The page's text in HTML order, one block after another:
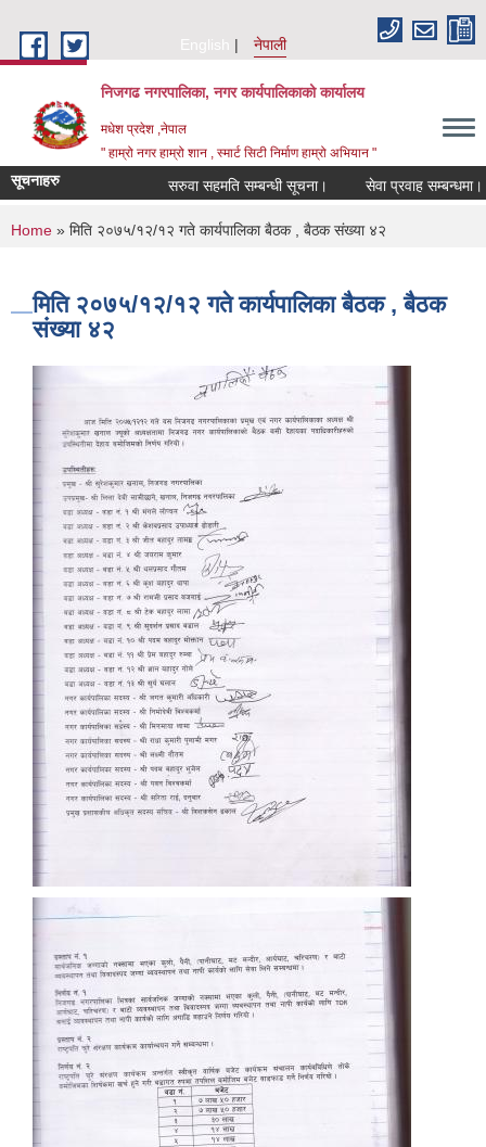
English
नेपाली
निजगढ नगरपालिका, नगर कार्यपालिकाको कार्यालय
मधेश प्रदेश ,नेपाल
" हाम्रो नगर हाम्रो शान , स्मार्ट सिटी निर्माण हाम्रो अभियान "
सूचनाहरु सरुवा सहमति सम्बन्धी सूचना। सेवा प्रवाह सम्बन्धमा।
You are here
Home » मिति २०७५/१२/१२ गते कार्यपालिका बैठक , बैठक संख्या ४२
मिति २०७५/१२/१२ गते कार्यपालिका बैठक , बैठक
संख्या ४२